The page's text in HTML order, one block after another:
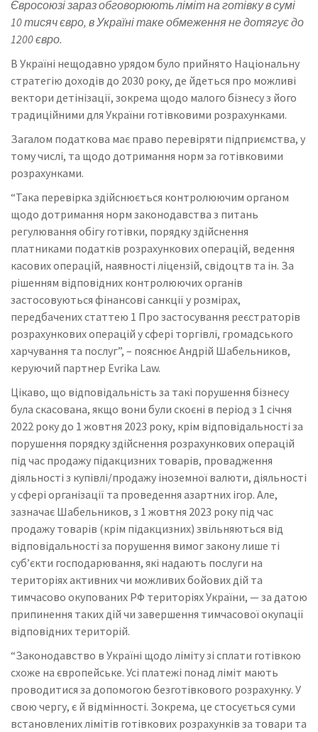
Євросоюзі зараз обговорюють ліміт на готівку в сумі
10 тисяч євро, в Україні таке обмеження не дотягує до
1200 євро.
В Україні нещодавно урядом було прийнято Національну
стратегію доходів до 2030 року, де йдеться про можливі
вектори детінізації, зокрема щодо малого бізнесу з його
традиційними для України готівковими розрахунками.
Загалом податкова має право перевіряти підприємства, у
тому числі, та щодо дотримання норм за готівковими
розрахунками.
“Така перевірка здійснюється контролюючим органом
щодо дотримання норм законодавства з питань
регулювання обігу готівки, порядку здійснення
платниками податків розрахункових операцій, ведення
касових операцій, наявності ліцензій, свідоцтв та ін. За
рішенням відповідних контролюючих органів
застосовуються фінансові санкції у розмірах,
передбачених статтею 1 Про застосування реєстраторів
розрахункових операцій у сфері торгівлі, громадського
харчування та послуг”, – пояснює Андрій Шабельников,
керуючий партнер Evrika Law.
Цікаво, що відповідальність за такі порушення бізнесу
була скасована, якщо вони були скоєні в період з 1 січня
2022 року до 1 жовтня 2023 року, крім відповідальності за
порушення порядку здійснення розрахункових операцій
під час продажу підакцизних товарів, провадження
діяльності з купівлі/продажу іноземної валюти, діяльності
у сфері організації та проведення азартних ігор. Але,
зазначає Шабельников, з 1 жовтня 2023 року під час
продажу товарів (крім підакцизних) звільняються від
відповідальності за порушення вимог закону лише ті
суб’єкти господарювання, які надають послуги на
територіях активних чи можливих бойових дій та
тимчасово окупованих РФ територіях України, — за датою
припинення таких дій чи завершення тимчасової окупації
відповідних територій.
“Законодавство в Україні щодо ліміту зі сплати готівкою
схоже на європейське. Усі платежі понад ліміт мають
проводитися за допомогою безготівкового розрахунку. У
свою чергу, є й відмінності. Зокрема, це стосується суми
встановлених лімітів готівкових розрахунків за товари та